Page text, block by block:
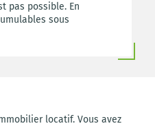
pas possible. En
sous
locatif. Vous avez